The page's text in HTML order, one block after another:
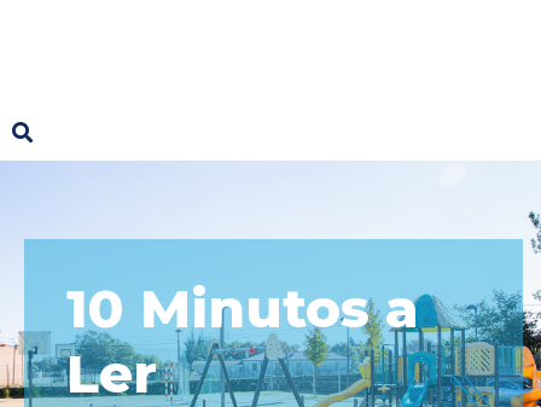
10 Minutos a
Ler